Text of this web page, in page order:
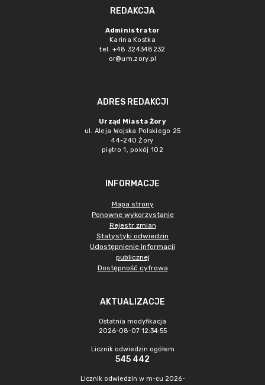
REDAKCJA
Administrator
Karina Kostka
tel. +48 324348232
or@um.zory.pl
ADRES REDAKCJI
Urząd Miasta Żory
ul. Aleja Wojska Polskiego 25
44-240 Żory
piętro 1, pokój 102
INFORMACJE
Mapa strony
Ponowne wykorzystanie
Rejestr zmian
Statystyki odwiedzin
Udostępnienie informacji
publicznej
Dostępność cyfrowa
AKTUALIZACJE
Ostatnia modyfikacja
2026-08-07 12:34:55
Licznik odwiedzin ogółem
545 442
Licznik odwiedzin w m-cu 2026-